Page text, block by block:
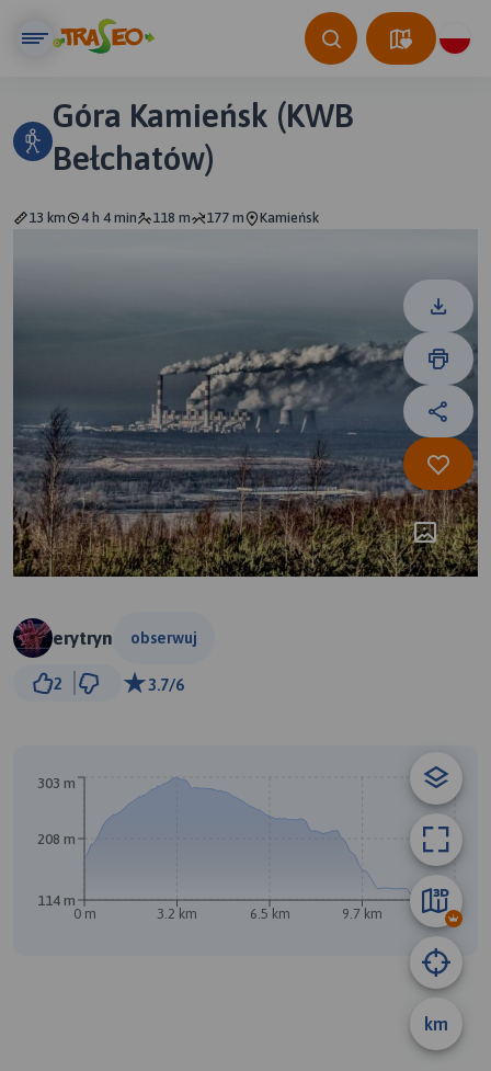
Góra Kamieńsk (KWB
Bełchatów)
13 km 4 h 4 min 118 m 177 m Kamieńsk
erytryn obserwuj
2 3.7/6
km
0 m 3.2 km 6.5 km 9.7 km 13 km
114 m
208 m
303 m